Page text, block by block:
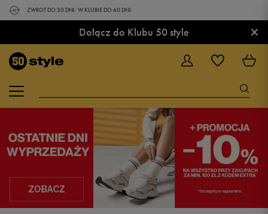
ZWROT DO 30 DNI. W KLUBIE DO 60 DNI.
Dołącz do Klubu 50 style ×